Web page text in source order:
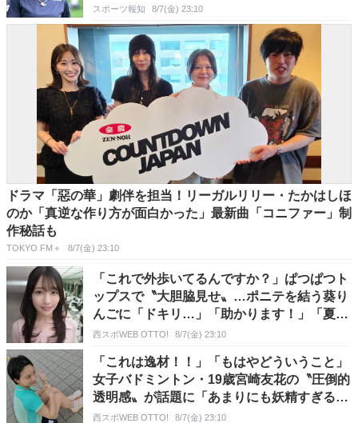
スポーツ報知 8/7(金) 23:10
ドラマ「惡の華」劇伴を担当！リーガルリリー・たかはしほ
のか「真逆な作り方が面白かった」最新曲「コニファー」制
作秘話も
TOKYO FM＋ 8/7(金) 23:10
「これで外歩いてるんですか？」ぱつぱつト
ップスで〝大胆脇見せ〟…ポニテを結う葵り
んごに「ドキリ…」「助かります！」「夏の
暑さ対策にもなりますから」の声
西スポWEB OTTO! 8/7(金) 23:10
「これは逸材！！」「もはやどういうこと」
女子バドミントン・19歳宮崎友花の〝圧倒的
透明感〟が話題に「あまりにも妖精すぎる」
「顔が好きすぎて全く話が入ってこない」
西スポWEB OTTO! 8/7(金) 23:10